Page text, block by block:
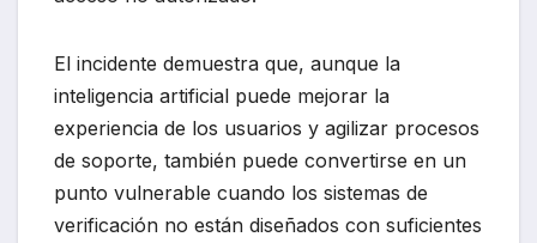
El incidente demuestra que, aunque la
inteligencia artificial puede mejorar la
experiencia de los usuarios y agilizar procesos
de soporte, también puede convertirse en un
punto vulnerable cuando los sistemas de
verificación no están diseñados con suficientes